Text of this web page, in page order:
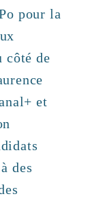
pour la
côté de
et
des